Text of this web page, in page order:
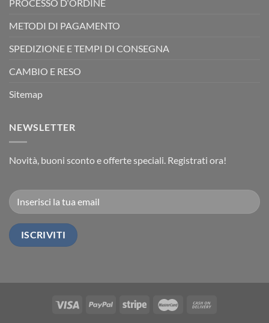
PROCESSO D‘ORDINE
METODI DI PAGAMENTO
SPEDIZIONE E TEMPI DI CONSEGNA
CAMBIO E RESO
Sitemap
NEWSLETTER
Novità, buoni sconto e offerte speciali. Registrati ora!